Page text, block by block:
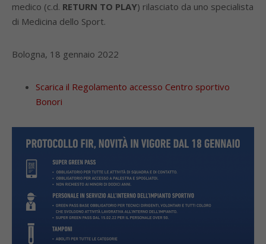
medico (c.d. RETURN TO PLAY) rilasciato da uno specialista
di Medicina dello Sport.
Bologna, 18 gennaio 2022
Scarica il Regolamento accesso Centro sportivo
Bonori